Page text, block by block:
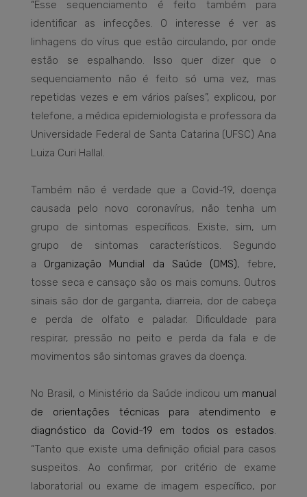
“Esse sequenciamento é feito também para
identificar as infecções. O interesse é ver as
linhagens do vírus que estão circulando, por onde
estão se espalhando. Isso quer dizer que o
sequenciamento não é feito só uma vez, mas
repetidas vezes e em vários países”, explicou, por
telefone, a médica epidemiologista e professora da
Universidade Federal de Santa Catarina (UFSC) Ana
Luiza Curi Hallal.
Também não é verdade que a Covid-19, doença
causada pelo novo coronavírus, não tenha um
grupo de sintomas específicos. Existe, sim, um
grupo de sintomas característicos. Segundo
a Organização Mundial da Saúde (OMS), febre,
tosse seca e cansaço são os mais comuns. Outros
sinais são dor de garganta, diarreia, dor de cabeça
e perda de olfato e paladar. Dificuldade para
respirar, pressão no peito e perda da fala e de
movimentos são sintomas graves da doença.
No Brasil, o Ministério da Saúde indicou um manual
de orientações técnicas para atendimento e
diagnóstico da Covid-19 em todos os estados.
“Tanto que existe uma definição oficial para casos
suspeitos. Ao confirmar, por critério de exame
laboratorial ou exame de imagem específico, por